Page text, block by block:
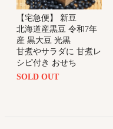
【宅急便】 新豆
北海道産黒豆 令和7年
産 黒大豆 光黒
甘煮やサラダに 甘煮レ
シピ付き おせち
SOLD OUT